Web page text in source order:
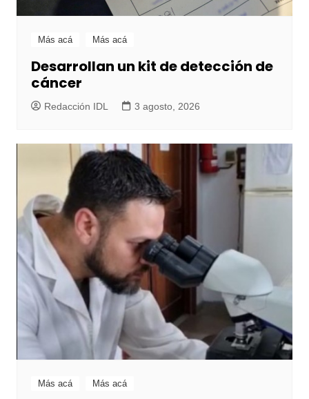
Más acá Más acá
Desarrollan un kit de detección de
cáncer
Redacción IDL 3 agosto, 2026
Más acá Más acá